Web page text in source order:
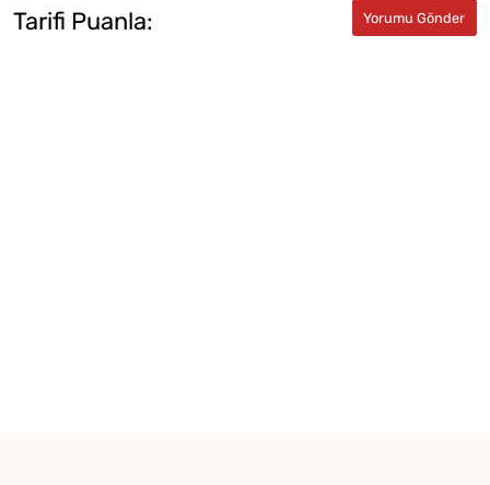
Tarifi Puanla: